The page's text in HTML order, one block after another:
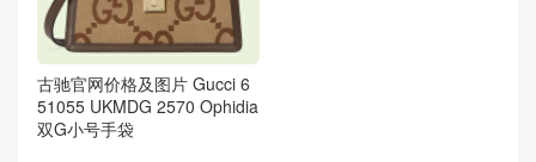
古驰官网价格及图片 Gucci 6
51055 UKMDG 2570 Ophidia
双G小号手袋